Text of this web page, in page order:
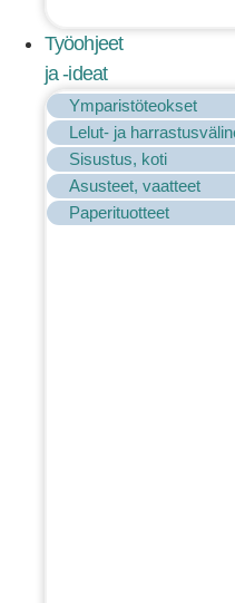
Työohjeet
ja -ideat
Ymparistöteokset
Lelut- ja
Sisustus, koti
Asusteet, vaatteet
Paperituotteet